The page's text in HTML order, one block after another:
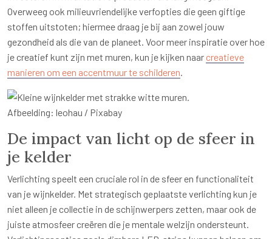
Overweeg ook milieuvriendelijke verfopties die geen giftige
stoffen uitstoten; hiermee draag je bij aan zowel jouw
gezondheid als die van de planeet. Voor meer inspiratie over hoe
je creatief kunt zijn met muren, kun je kijken naar creatieve
manieren om een accentmuur te schilderen.
Afbeelding: leohau / Pixabay
De impact van licht op de sfeer in
je kelder
Verlichting speelt een cruciale rol in de sfeer en functionaliteit
van je wijnkelder. Met strategisch geplaatste verlichting kun je
niet alleen je collectie in de schijnwerpers zetten, maar ook de
juiste atmosfeer creëren die je mentale welzijn ondersteunt.